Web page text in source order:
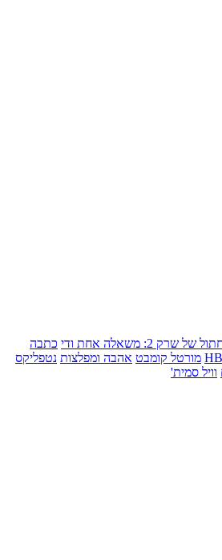
של שרק 2: משאלה אחת ודי
כתבה
מורטל קומבט אהבה ומפלצות נטפליקס
וויל סמית'